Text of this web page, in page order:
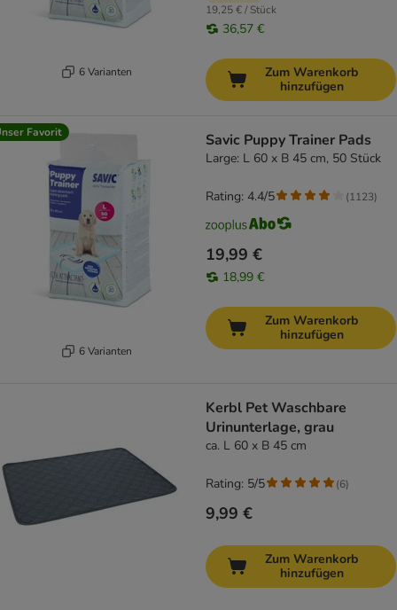
6 Varianten
19,25 € / Stück
36,57 €
Zum Warenkorb
hinzufügen
Favorit
6 Varianten
Savic Puppy Trainer Pads
Large: L 60 x B 45 cm, 50 Stück
19,99 €
18,99 €
Rating: 4.4/5 (1123)
Zum Warenkorb
hinzufügen
Kerbl Pet Waschbare
Urinunterlage, grau
ca. L 60 x B 45 cm
9,99 €
Rating: 5/5 (6)
Zum Warenkorb
hinzufügen